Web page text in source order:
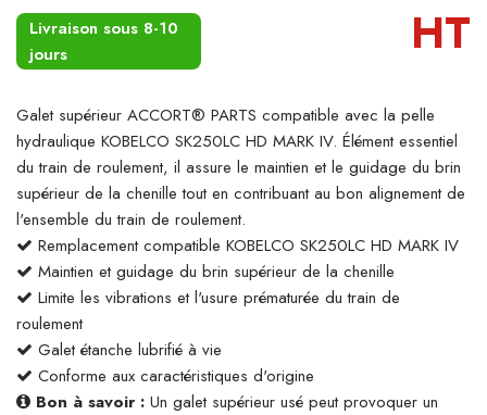
Livraison sous 8-10
jours
HT
Galet supérieur ACCORT® PARTS compatible avec la pelle
hydraulique KOBELCO SK250LC HD MARK IV. Élément essentiel
du train de roulement, il assure le maintien et le guidage du brin
supérieur de la chenille tout en contribuant au bon alignement de
l'ensemble du train de roulement.
Remplacement compatible KOBELCO SK250LC HD MARK IV
Maintien et guidage du brin supérieur de la chenille
Limite les vibrations et l'usure prématurée du train de
roulement
Galet étanche lubrifié à vie
Conforme aux caractéristiques d'origine
Bon à savoir : Un galet supérieur usé peut provoquer un